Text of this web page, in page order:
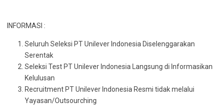
INFORMASI :
Seluruh Seleksi PT Unilever Indonesia Diselenggarakan
Serentak
Seleksi Test PT Unilever Indonesia Langsung di Informasikan
Kelulusan
Recruitment PT Unilever Indonesia Resmi tidak melalui
Yayasan/Outsourching